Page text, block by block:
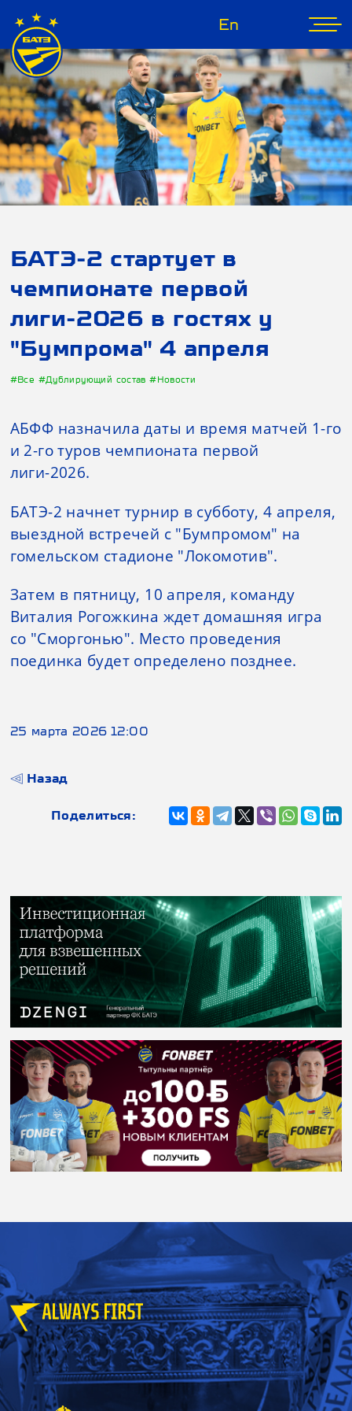
En
БАТЭ-2 стартует в
чемпионате первой
лиги-2026 в гостях у
"Бумпрома" 4 апреля
#Все #Дублирующий состав#Новости
АБФФ назначила даты и время матчей 1-го
и 2-го туров чемпионата первой
лиги-2026.
БАТЭ-2 начнет турнир в субботу, 4 апреля,
выездной встречей с "Бумпромом" на
гомельском стадионе "Локомотив".
Затем в пятницу, 10 апреля, команду
Виталия Рогожкина ждет домашняя игра
со "Сморгонью". Место проведения
поединка будет определено позднее.
25 марта 2026 12:00
Назад
Поделиться: